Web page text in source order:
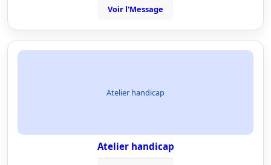
Voir l'Message
Atelier handicap
Atelier handicap